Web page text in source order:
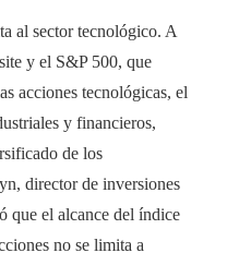
al sector tecnológico. A
y el S&P 500, que
acciones tecnológicas, el
y financieros,
de los
director de inversiones
que el alcance del índice
no se limita a